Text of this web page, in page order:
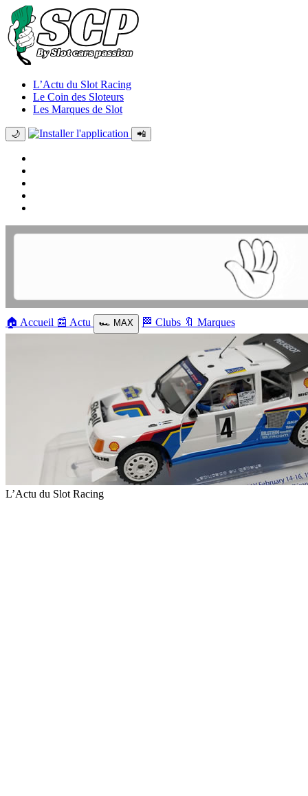
L’Actu du Slot Racing
Le Coin des Sloteurs
Les Marques de Slot
🌙 📲
🏠 Accueil 📰 Actu 🏎️ MAX 🏁 Clubs 🔖 Marques
L’Actu du Slot Racing